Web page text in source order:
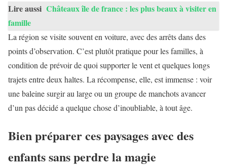
Lire aussi Châteaux île de france : les plus beaux à visiter en
famille
La région se visite souvent en voiture, avec des arrêts dans des
points d’observation. C’est plutôt pratique pour les familles, à
condition de prévoir de quoi supporter le vent et quelques longs
trajets entre deux haltes. La récompense, elle, est immense : voir
une baleine surgir au large ou un groupe de manchots avancer
d’un pas décidé a quelque chose d’inoubliable, à tout âge.
Bien préparer ces paysages avec des
enfants sans perdre la magie